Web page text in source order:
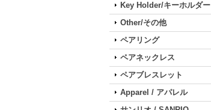
Key Holder/キーホルダー
Other/その他
ペアリング
ペアネックレス
ペアブレスレット
Apparel / アパレル